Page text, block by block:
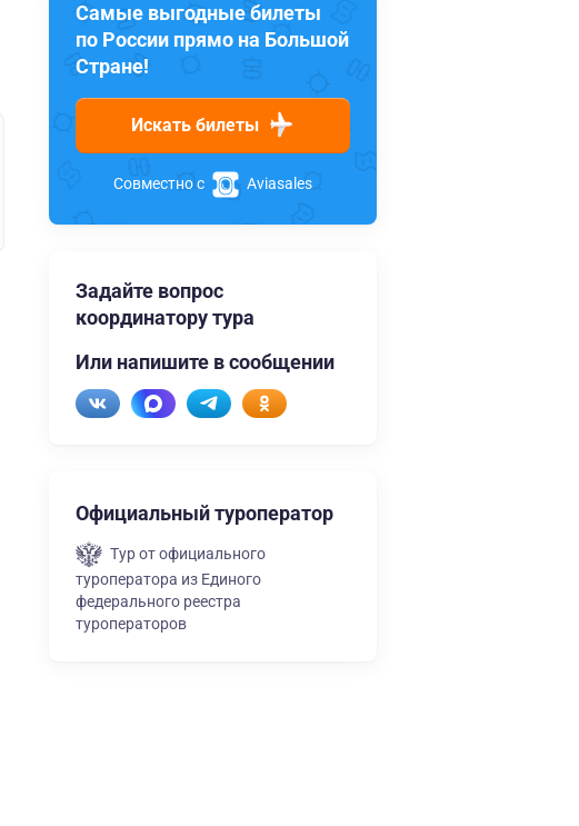
Самые выгодные билеты
по России прямо на Большой
Стране!
Искать билеты
Совместно с Aviasales
Задайте вопрос
координатору тура
Или напишите в сообщении
Официальный туроператор
Тур от официального
туроператора из Единого
федерального реестра
туроператоров